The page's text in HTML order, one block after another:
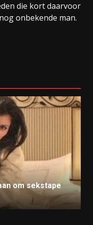
die kort daarvoor
onbekende man.
om sekstape